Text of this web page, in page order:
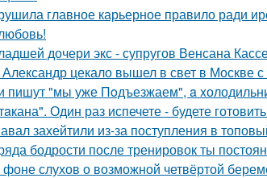
главное карьерное правило ради
дочери экс - супругов Венсана
цекало вышел в свет в Москве
пишут "мы уже Пoдъезжаем", a
Один раз испечете - будете
захейтили из-за поступления в
бодрости после тренировок ты
слухов о возможной четвёртой